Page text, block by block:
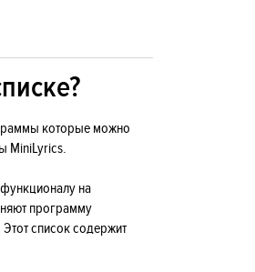
которые можно
MiniLyrics.
на
программу
список содержит